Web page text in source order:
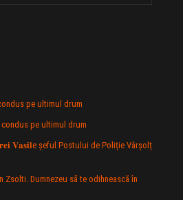
pe ultimul drum
pe ultimul drum
𝐕𝐚𝐬𝐢𝐥e şeful Postului de Poliție Vârșolț
Zsolti. Dumnezeu sã te odihneascã în